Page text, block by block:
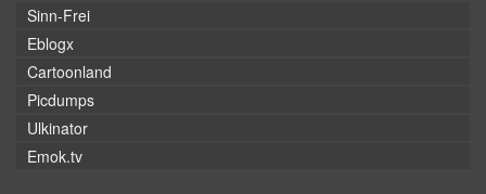
Sinn-Frei
Eblogx
Cartoonland
Picdumps
Ulkinator
Emok.tv